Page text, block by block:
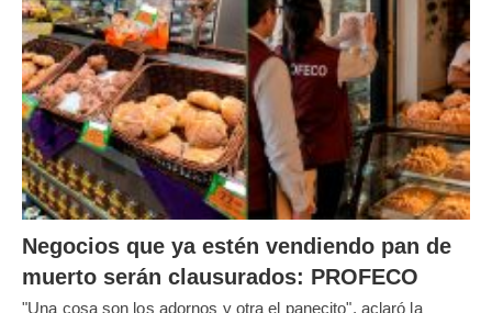
Negocios que ya estén vendiendo pan de
muerto serán clausurados: PROFECO
"Una cosa son los adornos y otra el panecito", aclaró la